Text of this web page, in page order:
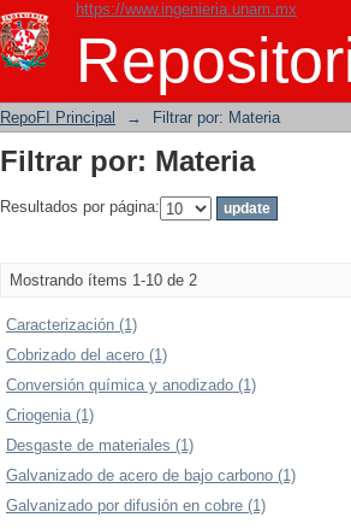
https://www.ingenieria.unam.mx
Filtrar por: Materia
RepoFI Principal → Filtrar por: Materia
Filtrar por: Materia
Resultados por página:
Mostrando ítems 1-10 de 2
Caracterización (1)
Cobrizado del acero (1)
Conversión química y anodizado (1)
Criogenia (1)
Desgaste de materiales (1)
Galvanizado de acero de bajo carbono (1)
Galvanizado por difusión en cobre (1)